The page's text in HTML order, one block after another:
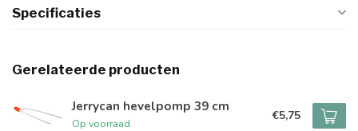
Specificaties
Gerelateerde producten
Jerrycan hevelpomp 39 cm
Op voorraad
€5,75